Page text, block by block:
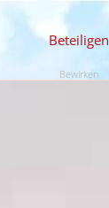
Beteiligen
Bewirken